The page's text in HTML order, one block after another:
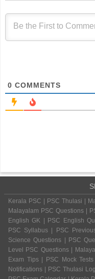
0 COMMENTS
Kerala PSC | PSC Thulasi |
Malayalam PSC Questions |
English GK | PSC English
PSC Syllabus | PSC
Science Questions | PSC
Level PSC Questions |
Exam Tips | PSC Mock
Notifications | PSC Thulasi